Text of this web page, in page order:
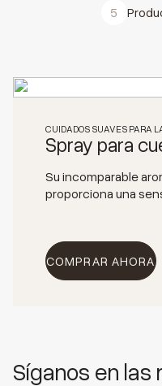
5
CUIDADOS SUAVES PARA
Spray para
Su incomparable
proporciona una
COMPRAR AHORA
Síganos en